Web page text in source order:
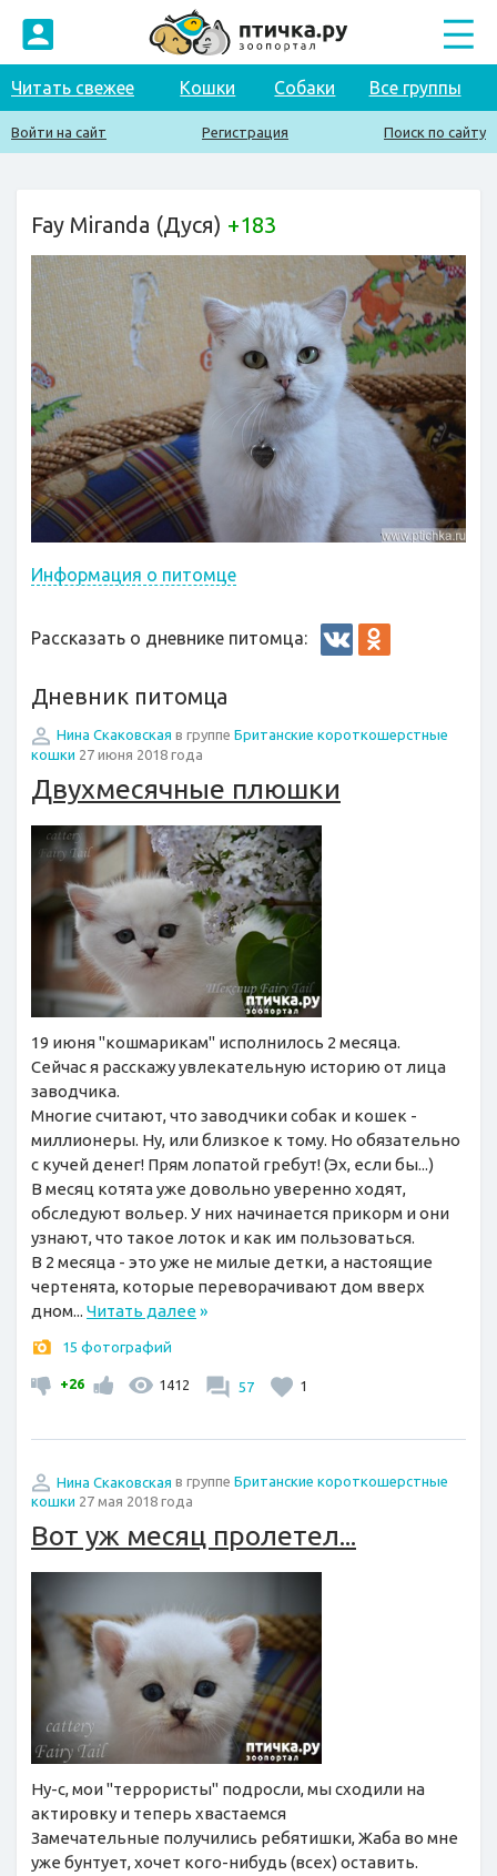
Читать свежее Кошки Собаки Все группы
Войти на сайт Регистрация Поиск по сайту
Fay Miranda (Дуся) +183
Информация о питомце
Рассказать о дневнике питомца:
Дневник питомца
Нина Скаковская в группе Британские короткошерстные
кошки 27 июня 2018 года
Двухмесячные плюшки
19 июня "кошмарикам" исполнилось 2 месяца.
Сейчас я расскажу увлекательную историю от лица
заводчика.
Многие считают, что заводчики собак и кошек -
миллионеры. Ну, или близкое к тому. Но обязательно
с кучей денег! Прям лопатой гребут! (Эх, если бы...)
В месяц котята уже довольно уверенно ходят,
обследуют вольер. У них начинается прикорм и они
узнают, что такое лоток и как им пользоваться.
В 2 месяца - это уже не милые детки, а настоящие
чертенята, которые переворачивают дом вверх
дном... Читать далее»
15 фотографий
+26 1412 57 1
Нина Скаковская в группе Британские короткошерстные
кошки 27 мая 2018 года
Вот уж месяц пролетел...
Ну-с, мои "террористы" подросли, мы сходили на
актировку и теперь хвастаемся
Замечательные получились ребятишки, Жаба во мне
уже бунтует, хочет кого-нибудь (всех) оставить.